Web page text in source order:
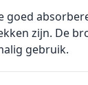
goed
zijn. De
gebruik.